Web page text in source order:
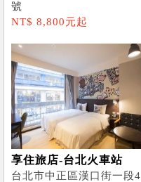
號
NT$ 8,800元起
享住旅店-台北火車站
台北市中正區漢口街一段4